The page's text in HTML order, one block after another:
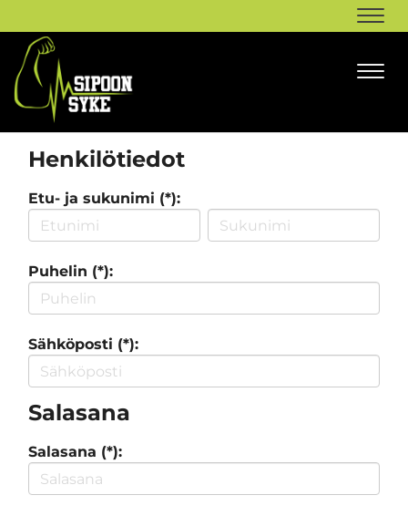
Henkilötiedot
Etu- ja sukunimi (*):
Puhelin (*):
Sähköposti (*):
Salasana
Salasana (*):